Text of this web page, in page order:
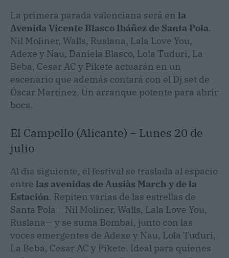
La primera parada valenciana será en la
Avenida Vicente Blasco Ibáñez de Santa Pola.
Nil Moliner, Walls, Ruslana, Lala Love You,
Adexe y Nau, Daniela Blasco, Lola Tuduri, La
Beba, Cesar AC y Pikete actuarán en un
escenario que además contará con el Dj set de
Óscar Martínez. Un arranque potente para abrir
boca.
El Campello (Alicante) – Lunes 20 de
julio
Al día siguiente, el festival se traslada al espacio
entre las avenidas de Ausiàs March y de la
Estación. Repiten varias de las estrellas de
Santa Pola —Nil Moliner, Walls, Lala Love You,
Ruslana— y se suma Bombai, junto con las
voces emergentes de Adexe y Nau, Lola Tuduri,
La Beba, Cesar AC y Pikete. Ideal para quienes